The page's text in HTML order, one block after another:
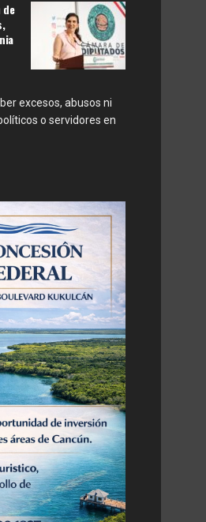
excesos, abusos ni
o servidores en